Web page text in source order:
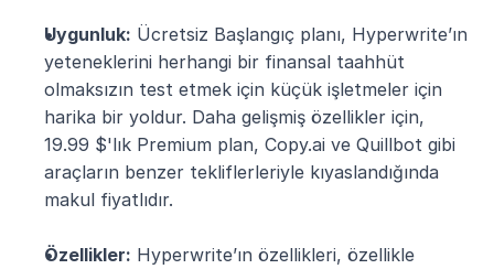
Uygunluk: Ücretsiz Başlangıç planı, Hyperwrite’ın
yeteneklerini herhangi bir finansal taahhüt
olmaksızın test etmek için küçük işletmeler için
harika bir yoldur. Daha gelişmiş özellikler için,
19.99 $'lık Premium plan, Copy.ai ve Quillbot gibi
araçların benzer tekliflerleriyle kıyaslandığında
makul fiyatlıdır.
Özellikler: Hyperwrite’ın özellikleri, özellikle